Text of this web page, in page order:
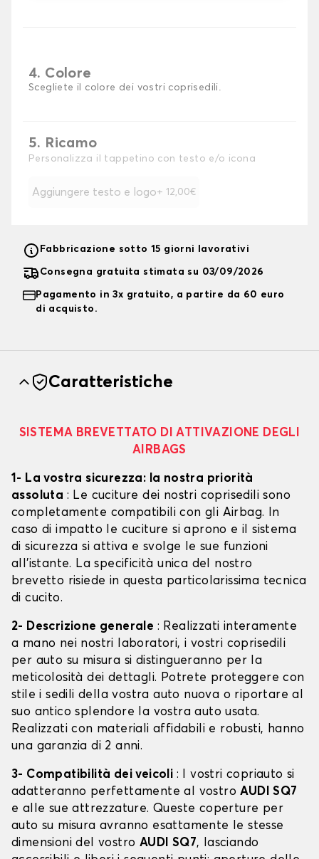
4. Colore
Scegliete il colore dei vostri coprisedili.
5. Ricamo
Personalizza il tappetino con testo e/o icona
Aggiungere testo e logo + 12,00€
Fabbricazione sotto 15 giorni lavorativi
Consegna gratuita stimata su 03/09/2026
Pagamento in 3x gratuito, a partire da 60 euro
di acquisto.
Caratteristiche
SISTEMA BREVETTATO DI ATTIVAZIONE DEGLI
AIRBAGS
1- La vostra sicurezza: la nostra priorità
assoluta : Le cuciture dei nostri coprisedili sono
completamente compatibili con gli Airbag. In
caso di impatto le cuciture si aprono e il sistema
di sicurezza si attiva e svolge le sue funzioni
all'istante. La specificità unica del nostro
brevetto risiede in questa particolarissima tecnica
di cucito.
2- Descrizione generale : Realizzati interamente
a mano nei nostri laboratori, i vostri coprisedili
per auto su misura si distingueranno per la
meticolosità dei dettagli. Potrete proteggere con
stile i sedili della vostra auto nuova o riportare al
suo antico splendore la vostra auto usata.
Realizzati con materiali affidabili e robusti, hanno
una garanzia di 2 anni.
3- Compatibilità dei veicoli : I vostri copriauto si
adatteranno perfettamente al vostroAUDI SQ7
e alle sue attrezzature. Queste coperture per
auto su misura avranno esattamente le stesse
dimensioni del vostro AUDI SQ7, lasciando